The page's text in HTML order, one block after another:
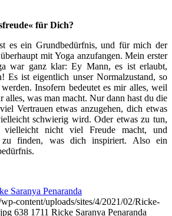
für Dich?
es ein Grundbedürfnis, und für mich der
mit Yoga anzufangen. Mein erster
war ganz klar: Ey Mann, es ist erlaubt,
Es ist eigentlich unser Normalzustand, so
Insofern bedeutet es mir alles, weil
alles, was man macht. Nur dann hast du die
Vertrauen etwas anzugehen, dich etwas
schwierig wird. Oder etwas zu tun,
vielleicht nicht viel Freude macht, und
zu finden, was dich inspiriert. Also ein
Saranya Penaranda
content/uploads/sites/4/2021/02/Ricke-
638 1711 Ricke Saranya Penaranda